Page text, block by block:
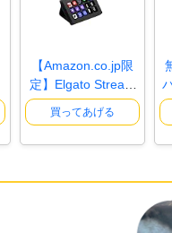
【Amazon.co.jp限
定】Elgato Stream
Deck MK.2..
買ってあげる